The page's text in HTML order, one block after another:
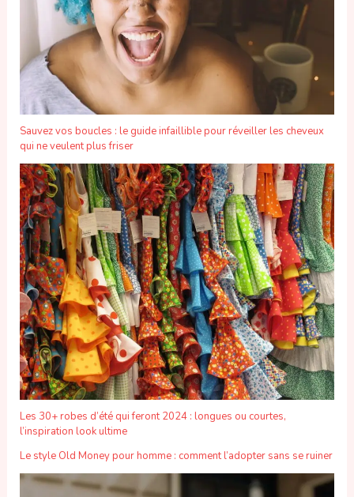
Sauvez vos boucles : le guide infaillible pour réveiller les cheveux
qui ne veulent plus friser
Les 30+ robes d’été qui feront 2024 : longues ou courtes,
l’inspiration look ultime
Le style Old Money pour homme : comment l’adopter sans se ruiner